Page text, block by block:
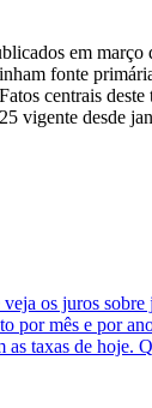
em
fonte
centrais
vigente desde
os juros sobre
por mês e por
as taxas de hoje.